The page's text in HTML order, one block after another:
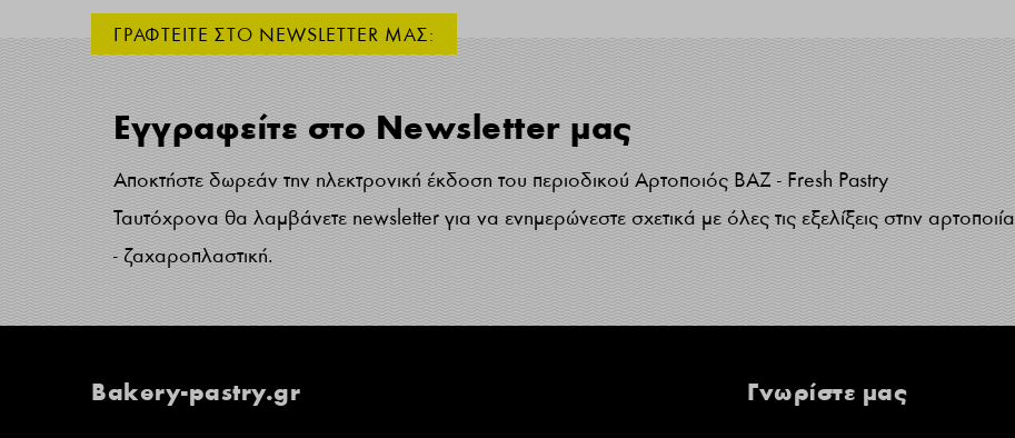
ΓΡΑΦΤΕΙΤΕ ΣΤΟ NEWSLETTER ΜΑΣ:
Εγγραφείτε στο Newsletter μας
Αποκτήστε δωρεάν την ηλεκτρονική έκδοση του περιοδικού Αρτοποιός ΒΑΖ - Fresh Pastry
Ταυτόχρονα θα λαμβάνετε newsletter για να ενημερώνεστε σχετικά με όλες τις εξελίξεις στην αρτοποιία
- ζαχαροπλαστική.
Bakery-pastry.gr Γνωρίστε μας